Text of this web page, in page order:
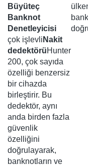
Büyüteç
Banknot
Denetleyicisi
çok işlevli Nakit
dedektörüHunter
200, çok sayıda
özelliği benzersiz
bir cihazda
birleştirir. Bu
dedektör, aynı
anda birden fazla
güvenlik
özelliğini
doğrulayarak,
banknotların ve